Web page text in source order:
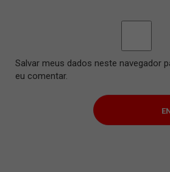
Salvar meus dados neste navegador
eu comentar.